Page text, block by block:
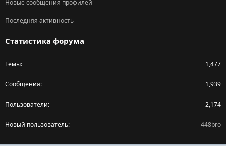
Новые сообщения профилей
Последняя активность
Статистика форума
Темы 1,477
Сообщения 1,939
Пользователи 2,174
Новый пользователь 448bro